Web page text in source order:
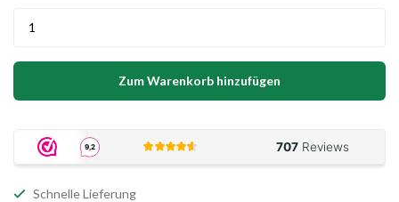
Zum Warenkorb hinzufügen
Schnelle Lieferung